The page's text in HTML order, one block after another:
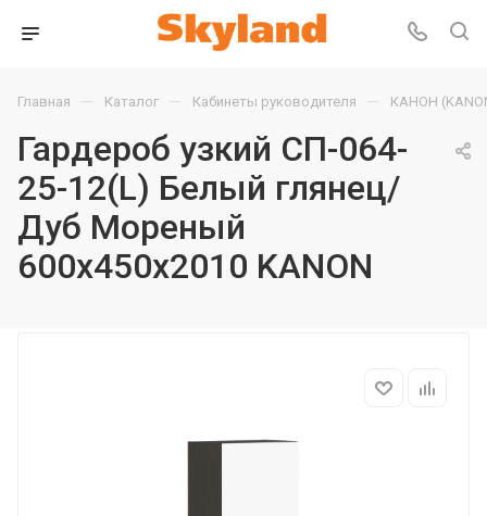
Главная — Каталог — Кабинеты руководителя — КАНОН
Гардероб узкий СП-064-
25-12(L) Белый глянец/
Дуб Мореный
600х450х2010 KANON